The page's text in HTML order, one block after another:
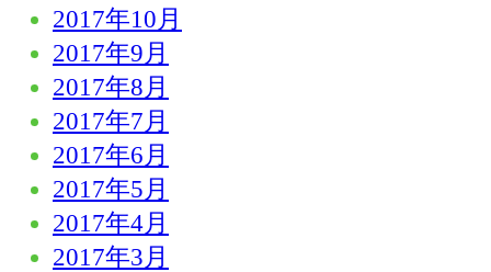
2017年10月
2017年9月
2017年8月
2017年7月
2017年6月
2017年5月
2017年4月
2017年3月